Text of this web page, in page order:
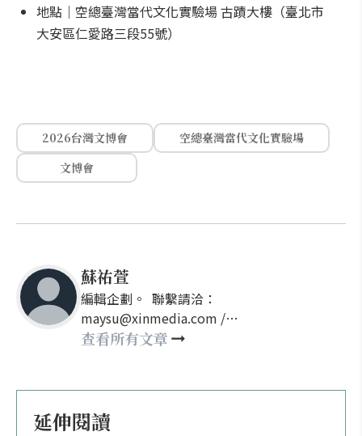
地點｜空總臺灣當代文化實驗場 古蹟大樓（臺北市
大安區仁愛路三段55號）
2026台灣文博會
空總臺灣當代文化實驗場
文博會
蘇祐萱
編輯企劃。 聯繫請洽：
maysu@xinmedia.com /
may860527@gmail.com
查看所有文章
延伸閱讀